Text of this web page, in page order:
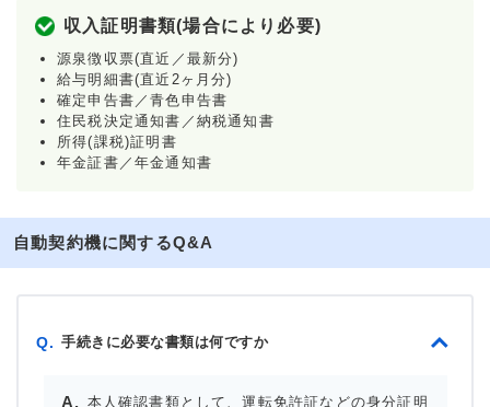
収入証明書類(場合により必要)
源泉徴収票(直近／最新分)
給与明細書(直近2ヶ月分)
確定申告書／青色申告書
住民税決定通知書／納税通知書
所得(課税)証明書
年金証書／年金通知書
自動契約機に関するQ&A
Q. 手続きに必要な書類は何ですか
本人確認書類として、運転免許証などの身分証明